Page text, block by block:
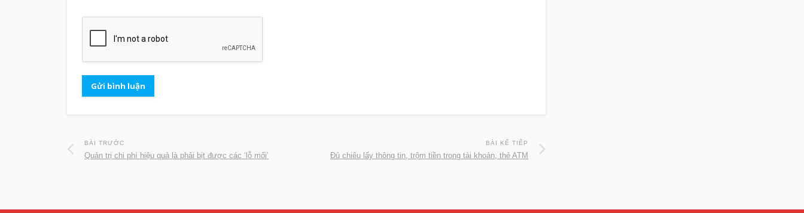
BÀI TRƯỚC
Quản trị chi phí hiệu quả là phải bịt được các ‘lỗ mối’
BÀI KẾ TIẾP
Đủ chiêu lấy thông tin, trộm tiền trong tài khoản, thẻ ATM